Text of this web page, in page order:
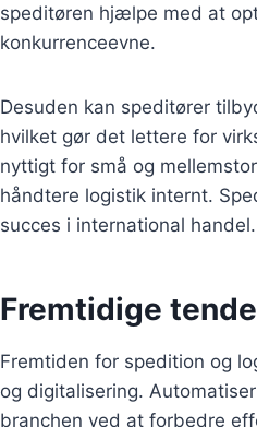
speditøren hjælpe med at
konkurrenceevne.
Desuden kan speditører
hvilket gør det lettere for
nyttigt for små og
håndtere logistik internt.
succes i international handel.
Fremtidige
Fremtiden for spedition og
og digitalisering.
branchen ved at forbedre